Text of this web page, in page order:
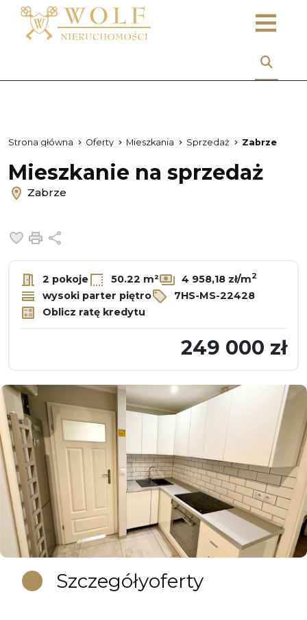
Strona główna Oferty Mieszkania Sprzedaż Zabrze
Mieszkanie na sprzedaż
Zabrze
Dodaj do ulubionych
Drukuj
2 pokoje 50.22 m² 4 958,18 zł/m2
wysoki parter piętro
7HS-MS-22428
Oblicz ratę kredytu
249 000 zł
Szczegółyoferty